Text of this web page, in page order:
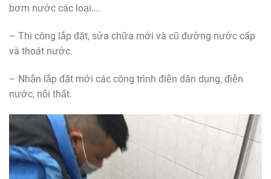
bơm nước các loại….
– Thi công lắp đặt, sửa chữa mới và cũ đường nước cấp
và thoát nước.
– Nhận lắp đặt mới các công trình điện dân dụng, điện
nước, nội thất.